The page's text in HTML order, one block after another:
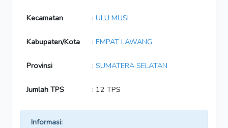
Kecamatan : ULU MUSI
Kabupaten/Kota : EMPAT LAWANG
Provinsi : SUMATERA SELATAN
Jumlah TPS : 12 TPS
Informasi: